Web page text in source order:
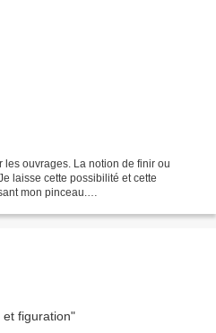
les ouvrages. La notion de finir ou
laisse cette possibilité et cette
mon pinceau.